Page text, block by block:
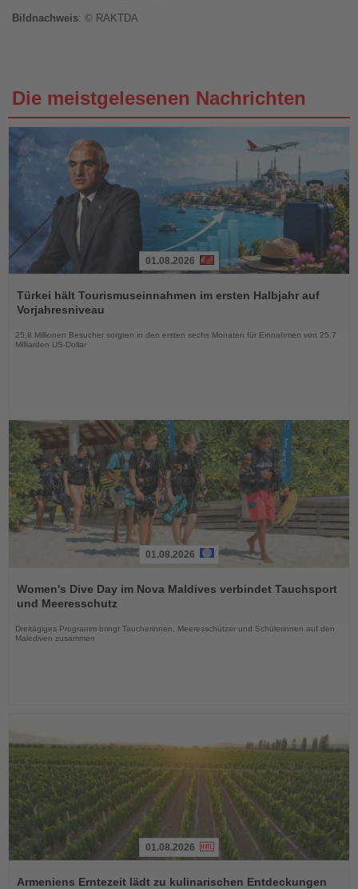
Bildnachweis: © RAKTDA
Die meistgelesenen Nachrichten
Sie
die
Nachrichten
01.08.2026
Türkei hält Tourismuseinnahmen im ersten Halbjahr auf
Vorjahresniveau
25,8 Millionen Besucher sorgten in den ersten sechs Monaten für Einnahmen von 25,7
Milliarden US-Dollar
Sie
die
01.08.2026
Women's Dive Day im Nova Maldives verbindet Tauchsport
und Meeresschutz
Dreitägiges Programm bringt Taucherinnen, Meeresschützer und Schülerinnen auf den
Malediven zusammen
Sie
01.08.2026
Armeniens Erntezeit lädt zu kulinarischen Entdeckungen